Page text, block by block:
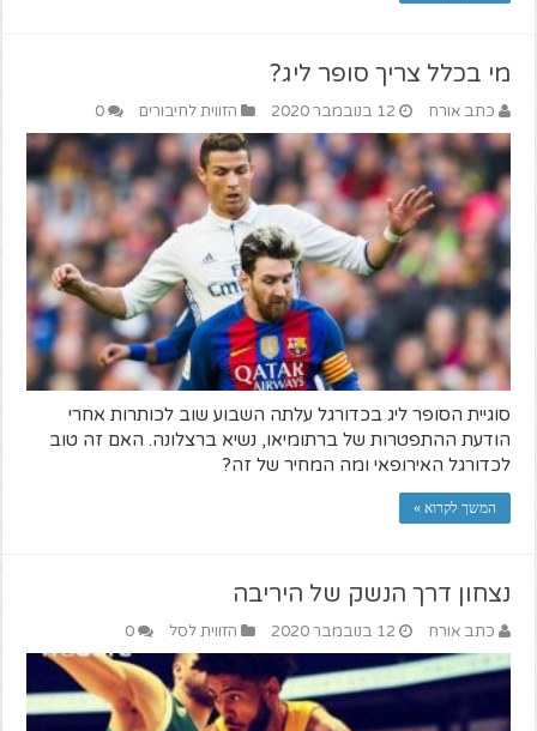
מי בכלל צריך סופר ליג?
כתב אורח 12 בנובמבר 2020 הזווית לחיבורים 0
סוגיית הסופר ליג בכדורגל עלתה השבוע שוב לכותרות אחרי
הודעת ההתפטרות של ברתומיאו, נשיא ברצלונה. האם זה טוב
לכדורגל האירופאי ומה המחיר של זה?
המשך לקרוא »
נצחון דרך הנשק של היריבה
כתב אורח 12 בנובמבר 2020 הזווית לסל 0